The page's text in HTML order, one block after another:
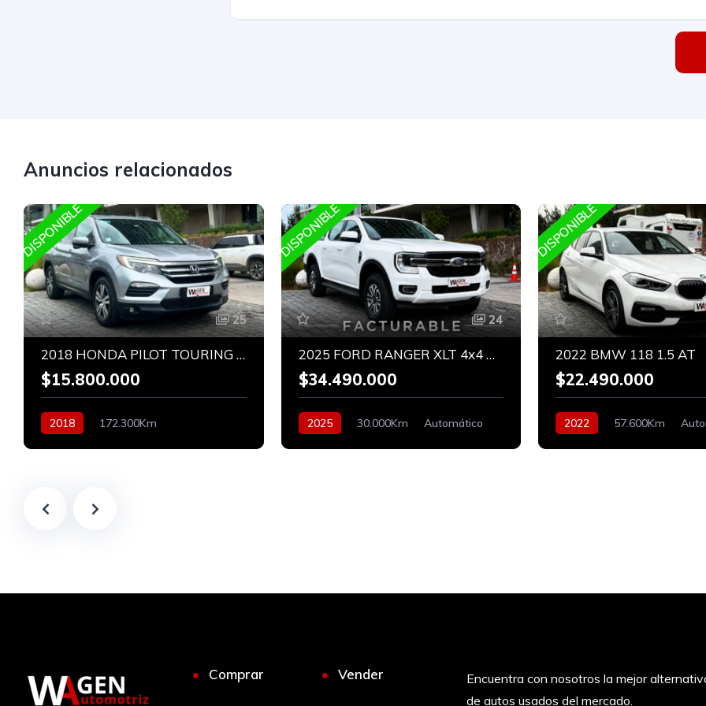
Anuncios relacionados
DISPONIBLE
25
2018 HONDA PILOT TOURING AWD 3.5
$15.800.000
2018
172.300Km
DISPONIBLE
24
2025 FORD RANGER XLT 4x4 BITURBO
$34.490.000
2025 30.000Km
Automático
DISPONIBLE
2022 BMW 118 1.5 AT
$22.490.000
2022 57.600Km
Comprar Vender
Encuentra con nosotros la mejor
de autos usados del mercado.